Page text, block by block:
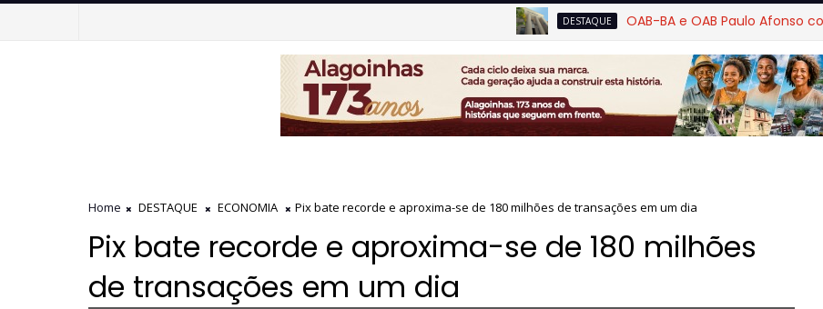
DESTAQUE OAB-BA e OAB Paulo Afonso
Home DESTAQUE ECONOMIA Pix bate recorde e aproxima-se de 180 milhões de transações em um dia
Pix bate recorde e aproxima-se de 180 milhões
de transações em um dia